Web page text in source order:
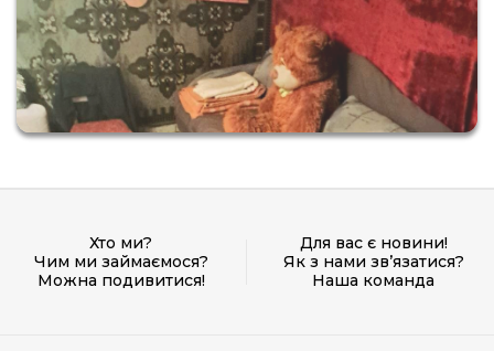
Хто ми?
Чим ми займаємося?
Можна подивитися!
Для вас є новини!
Як з нами зв’язатися?
Наша команда